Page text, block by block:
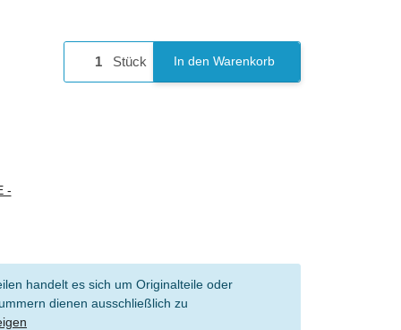
-
Stück In den Warenkorb
handelt es sich um Originalteile oder
dienen ausschließlich zu